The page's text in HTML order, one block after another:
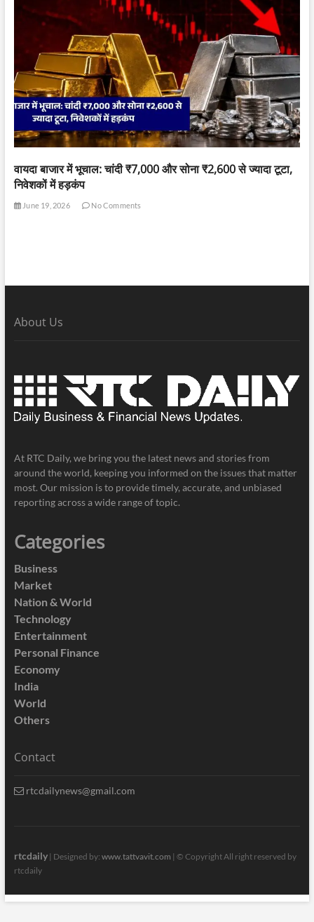
वायदा बाजार में भूचाल: चांदी ₹7,000 और सोना ₹2,600 से ज्यादा टूटा,
निवेशकों में हड़कंप
June 19, 2026 No Comments
About Us
At RTC Daily, we bring you the latest news and stories from
around the world, keeping you informed on the issues that matter
most. Our mission is to provide timely, accurate, and unbiased
reporting across a wide range of topic.
Categories
Business
Market
Nation & World
Technology
Entertainment
Personal Finance
Economy
India
World
Others
Contact
rtcdailynews@gmail.com
rtcdaily| Designed by: www.tattvavit.com | © Copyright All right reserved by
rtcdaily